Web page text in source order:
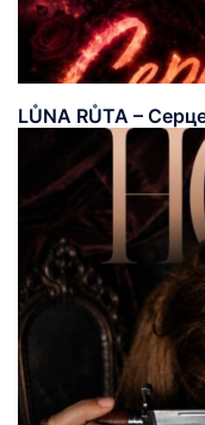
LŮNA RŮTA –